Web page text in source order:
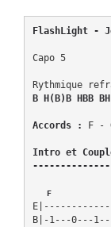
FlashLight -
Capo 5
B H(B)B HBB BH
Accords : F -
Intro et
F
B|-1---0---